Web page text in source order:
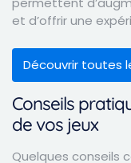
et d’offrir une
Découvrir toutes
Conseils
de vos jeux
Quelques conseils